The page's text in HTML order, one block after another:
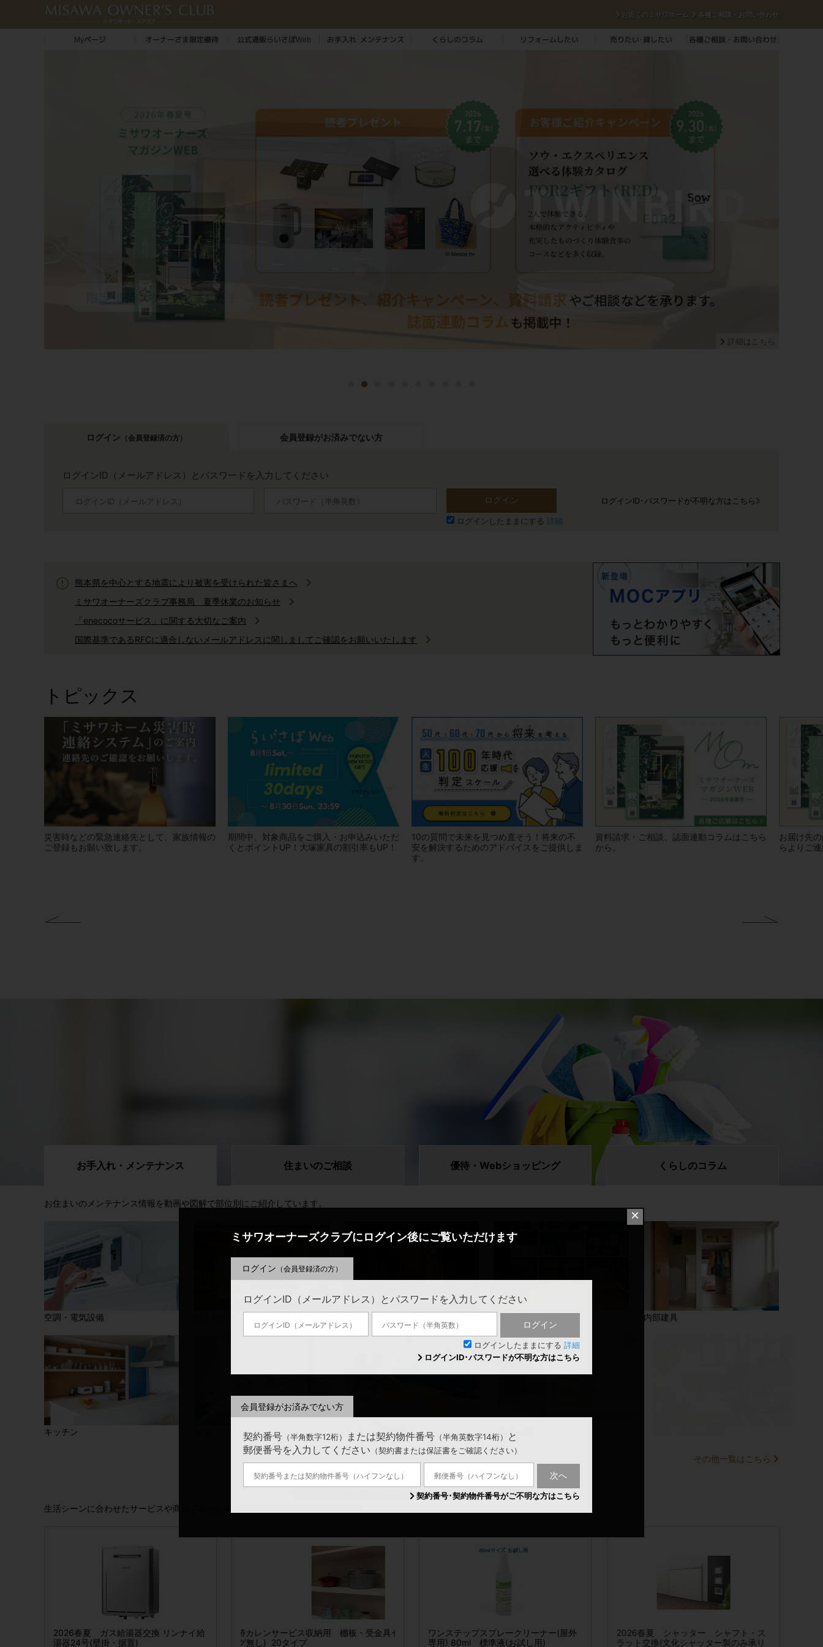
Myページ オーナーさま限定優待 公式通販らいさぽWeb お手入れ･メンテナンス くらしのコラム リフォームしたい 売りたい･貸したい 各種ご相談・お問い合わせ
お近くのミサワホーム 各種ご相談・お問い合わせ
詳細はこちら
ログイン （会員登録済の方） 会員登録がお済みでない方
ログインID（メールアドレス）とパスワードを入力してください
ログイン
ログインしたままにする 詳細
ログインID･パスワードが不明な方はこちら
熊本県を中心とする地震により被害を受けられた皆さまへ
ミサワオーナーズクラブ事務局 夏季休業のお知らせ
「enecocoサービス」に関する大切なご案内
国際基準であるRFCに適合しないメールアドレスに関しましてご確認をお願いいたします
「健康リスク予報」サービス終了のご案内
トピックス
災害時などの緊急連絡先として、家族情報の
ご登録もお願い致します。
期間中、対象商品をご購入・お申込みいただ
くとポイントUP！大塚家具の割引率もUP！
10の質問で未来を見つめ直そう！将来の不
安を解決するためのアドバイスをご提供しま
す。
資料請求・ご相談、誌面連動コラムはこちら
から。
お届け先
らよりご
お手入れ・ メンテナンス 住まいのご相談 優待・Webショッピング くらしのコラム
お住まいのメンテナンス情報を動画や図解で部位別にご紹介しています。
空調・電気設備 内部建具
キッチン トイレ・洗面所 給湯設備
その他一覧はこちら
メンテナンスのご依頼、ご相談はこちら
生活シーンに合わせたサービスや商品で暮らしを彩るオーナー様限定サービスです。
2026春夏 ガス給湯器交換 リンナイ給
湯器24号(壁掛・据置)
コートフックレール
板・受金具セット【おまとめ買い特典】偉人の筆跡カレン
ダー2026年版(額縁サイズ:リング無し)
サービス収納用 棚板・受金具セット
20タイプ
【おまとめ買い特典】偉人の筆跡カレン
ダー2026年版(額縁サイズ:リング無し)
2026春夏 リンナイECO ONEハイブリ
ッド給湯システム
ワンステップスプレークリーナー(屋外
専用) 80ml 標準液(お試し用)
2026春夏 リンナイECO ONEハイブリ
ッド給湯システム
ワンステップスプレークリーナー(屋外
専用) 80ml 標準液(お試し用)
ウチノコトサービス (大掃除デラック
スパック)
2026春夏 シャッター シャフト・ス
ラット交換(文化シャッター製のみ承り
×
ミサワオーナーズクラブにログイン後にご覧いただけます
ログイン （会員登録済の方）
ログインID（メールアドレス）とパスワードを入力してください
ログイン
ログインしたままにする 詳細
ログインID･パスワードが不明な方はこちら
会員登録がお済みでない方
契約番号 （半角数字12桁） または契約物件番号 （半角英数字14桁）
と
郵便番号を入力してください （契約書または保証書をご確認ください）
次へ
契約番号･契約物件番号がご不明な方はこちら